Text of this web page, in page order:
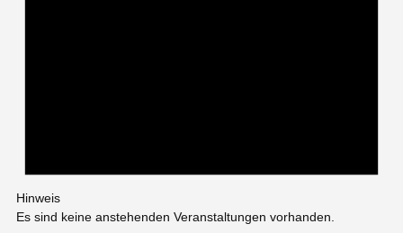
Hinweis
Es sind keine anstehenden Veranstaltungen vorhanden.